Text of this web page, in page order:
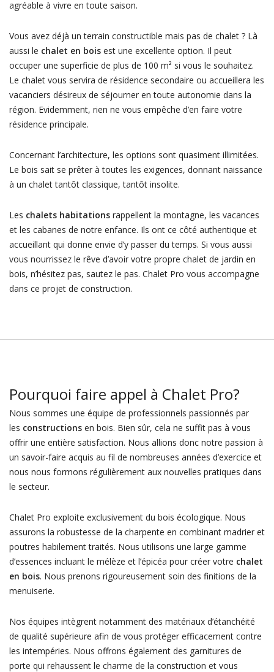
agréable à vivre en toute saison.
Vous avez déjà un terrain constructible mais pas de chalet ? Là
aussi le chalet en boisest une excellente option. Il peut
occuper une superficie de plus de 100 m² si vous le souhaitez.
Le chalet vous servira de résidence secondaire ou accueillera les
vacanciers désireux de séjourner en toute autonomie dans la
région. Evidemment, rien ne vous empêche d’en faire votre
résidence principale.
Concernant l’architecture, les options sont quasiment illimitées.
Le bois sait se prêter à toutes les exigences, donnant naissance
à un chalet tantôt classique, tantôt insolite.
Les chalets habitationsrappellent la montagne, les vacances
et les cabanes de notre enfance. Ils ont ce côté authentique et
accueillant qui donne envie d’y passer du temps. Si vous aussi
vous nourrissez le rêve d’avoir votre propre chalet de jardin en
bois, n’hésitez pas, sautez le pas. Chalet Pro vous accompagne
dans ce projet de construction.
Pourquoi faire appel à Chalet Pro?
Nous sommes une équipe de professionnels passionnés par
les constructionsen bois. Bien sûr, cela ne suffit pas à vous
offrir une entière satisfaction. Nous allions donc notre passion à
un savoir-faire acquis au fil de nombreuses années d’exercice et
nous nous formons régulièrement aux nouvelles pratiques dans
le secteur.
Chalet Pro exploite exclusivement du bois écologique. Nous
assurons la robustesse de la charpente en combinant madrier et
poutres habilement traités. Nous utilisons une large gamme
d’essences incluant le mélèze et l’épicéa pour créer votre chalet
en bois. Nous prenons rigoureusement soin des finitions de la
menuiserie.
Nos équipes intègrent notamment des matériaux d’étanchéité
de qualité supérieure afin de vous protéger efficacement contre
les intempéries. Nous offrons également des garnitures de
porte qui rehaussent le charme de la construction et vous